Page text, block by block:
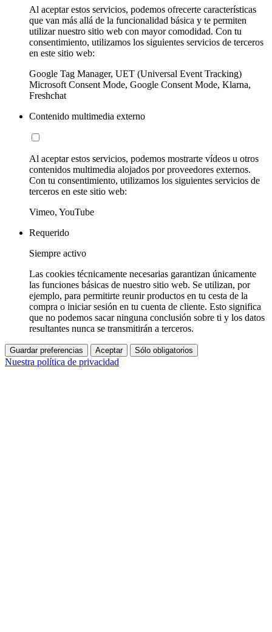
Al aceptar estos servicios, podemos ofrecerte características
que van más allá de la funcionalidad básica y te permiten
utilizar nuestro sitio web con mayor comodidad. Con tu
consentimiento, utilizamos los siguientes servicios de terceros
en este sitio web:
Google Tag Manager, UET (Universal Event Tracking)
Microsoft Consent Mode, Google Consent Mode, Klarna,
Freshchat
Contenido multimedia externo
Al aceptar estos servicios, podemos mostrarte vídeos u otros
contenidos multimedia alojados por proveedores externos.
Con tu consentimiento, utilizamos los siguientes servicios de
terceros en este sitio web:
Vimeo, YouTube
Requerido
Siempre activo
Las cookies técnicamente necesarias garantizan únicamente
las funciones básicas de nuestro sitio web. Se utilizan, por
ejemplo, para permitirte reunir productos en tu cesta de la
compra o iniciar sesión en tu cuenta de cliente. Esto significa
que no podemos sacar ninguna conclusión sobre ti y los datos
resultantes nunca se transmitirán a terceros.
Guardar preferencias Aceptar Sólo obligatorios
Nuestra política de privacidad